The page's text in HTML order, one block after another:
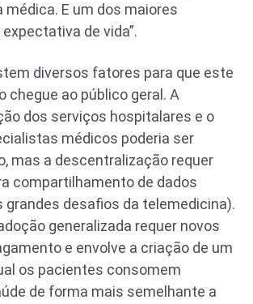
E um dos maiores
de vida”.
diversos fatores para que este
chegue ao público geral. A
dos serviços hospitalares e o
médicos poderia ser
mas a descentralização requer
compartilhamento de dados
grandes desafios da telemedicina).
generalizada requer novos
e envolve a criação de um
os pacientes consomem
de forma mais semelhante a